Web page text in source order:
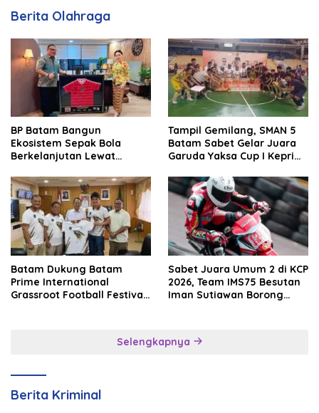
Berita Olahraga
BP Batam Bangun
Ekosistem Sepak Bola
Berkelanjutan Lewat
Tampil Gemilang, SMAN 5
Batam Sabet Gelar Juara
Garuda Yaksa Cup I Kepri
Batam Dukung Batam
Prime International
Grassroot Football Festival
Sabet Juara Umum 2 di KCP
2026, Team IMS75 Besutan
Iman Sutiawan Borong
Selengkapnya
Berita Kriminal